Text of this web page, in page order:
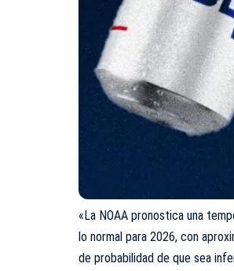
«La NOAA pronostica una
lo normal para 2026, con
de probabilidad de que sea